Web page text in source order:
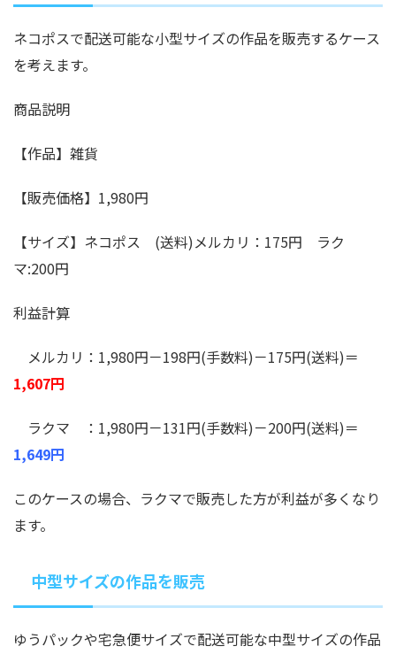
ネコポスで配送可能な小型サイズの作品を販売するケース
を考えます。
商品説明
【作品】雑貨
【販売価格】1,980円
【サイズ】ネコポス (送料)メルカリ：175円 ラク
マ:200円
利益計算
メルカリ：1,980円－198円(手数料)－175円(送料)＝
1,607円
ラクマ ：1,980円－131円(手数料)－200円(送料)＝
1,649円
このケースの場合、ラクマで販売した方が利益が多くなり
ます。
中型サイズの作品を販売
ゆうパックや宅急便サイズで配送可能な中型サイズの作品